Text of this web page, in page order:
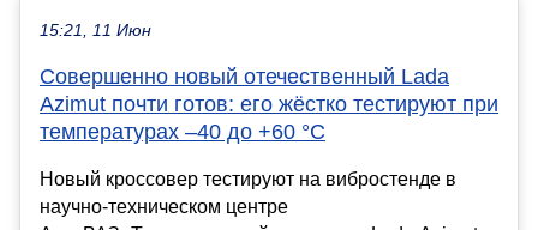
15:21, 11 Июн
Совершенно новый отечественный Lada
Azimut почти готов: его жёстко тестируют при
температурах –40 до +60 °С
Новый кроссовер тестируют на вибростенде в
научно-техническом центре